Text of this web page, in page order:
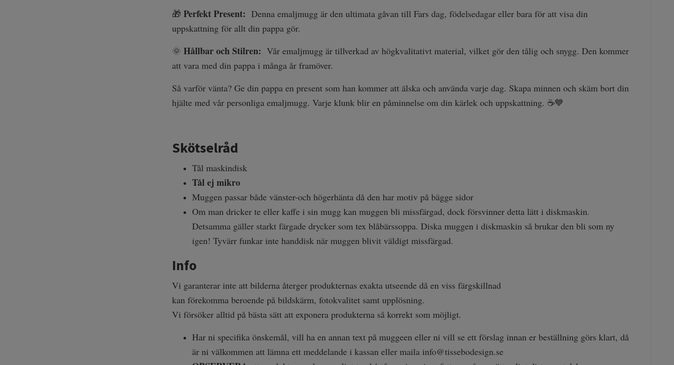
🎁 Perfekt Present: Denna emaljmugg är den ultimata gåvan till Fars dag, födelsedagar eller bara för att visa din
uppskattning för allt din pappa gör.
🌞 Hållbar och Stilren: Vår emaljmugg är tillverkad av högkvalitativt material, vilket gör den tålig och snygg. Den kommer
att vara med din pappa i många år framöver.
Så varför vänta? Ge din pappa en present som han kommer att älska och använda varje dag. Skapa minnen och skäm bort din
hjälte med vår personliga emaljmugg. Varje klunk blir en påminnelse om din kärlek och uppskattning. ☕💙
Skötselråd
Tål maskindisk
Tål ej mikro
Muggen passar både vänster-och högerhänta då den har motiv på bägge sidor
Om man dricker te eller kaffe i sin mugg kan muggen bli missfärgad, dock försvinner detta lätt i diskmaskin.
Detsamma gäller starkt färgade drycker som tex blåbärssoppa. Diska muggen i diskmaskin så brukar den bli som ny
igen! Tyvärr funkar inte handdisk när muggen blivit väldigt missfärgad.
Info
Vi garanterar inte att bilderna återger produkternas exakta utseende då en viss färgskillnad
kan förekomma beroende på bildskärm, fotokvalitet samt upplösning.
Vi försöker alltid på bästa sätt att exponera produkterna så korrekt som möjligt.
Har ni specifika önskemål, vill ha en annan text på muggeen eller ni vill se ett förslag innan er beställning görs klart, då
är ni välkommen att lämna ett meddelande i kassan eller maila info@tissebodesign.se